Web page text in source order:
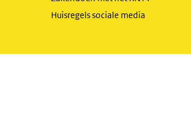
Huisregels sociale media